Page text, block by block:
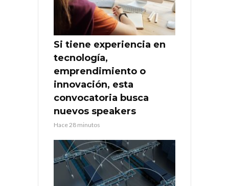
Si tiene experiencia en
tecnología,
emprendimiento o
innovación, esta
convocatoria busca
nuevos speakers
Hace 28 minutos